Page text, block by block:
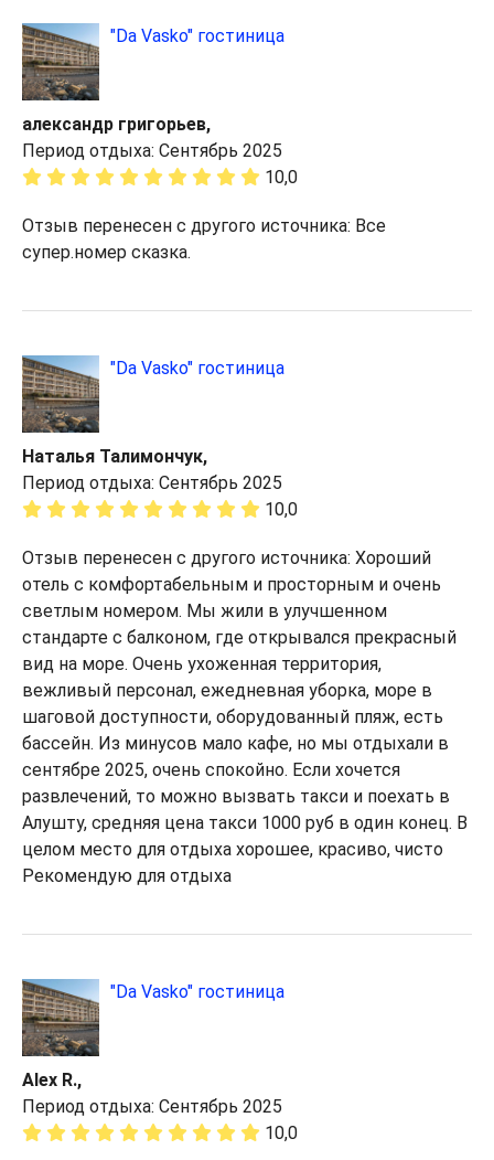
"Da Vasko" гостиница
александр григорьев,
Период отдыха: Сентябрь 2025
10,0
Отзыв перенесен с другого источника: Все
супер.номер сказка.
"Da Vasko" гостиница
Наталья Талимончук,
Период отдыха: Сентябрь 2025
10,0
Отзыв перенесен с другого источника: Хороший
отель с комфортабельным и просторным и очень
светлым номером. Мы жили в улучшенном
стандарте с балконом, где открывался прекрасный
вид на море. Очень ухоженная территория,
вежливый персонал, ежедневная уборка, море в
шаговой доступности, оборудованный пляж, есть
бассейн. Из минусов мало кафе, но мы отдыхали в
сентябре 2025, очень спокойно. Если хочется
развлечений, то можно вызвать такси и поехать в
Алушту, средняя цена такси 1000 руб в один конец. В
целом место для отдыха хорошее, красиво, чисто
Рекомендую для отдыха
"Da Vasko" гостиница
Alex R.,
Период отдыха: Сентябрь 2025
10,0